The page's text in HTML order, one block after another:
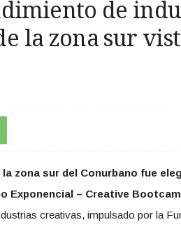
de
la zona sur
zona sur del Conurbano fue
Exponencial – Creative
creativas, impulsado por la